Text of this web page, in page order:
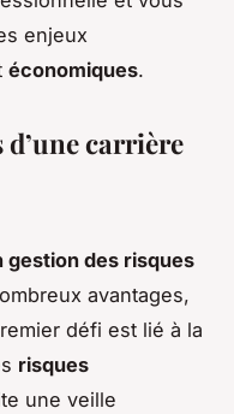
enjeux
économiques.
carrière
gestion des risques
avantages,
défi est lié à la
risques
une veille